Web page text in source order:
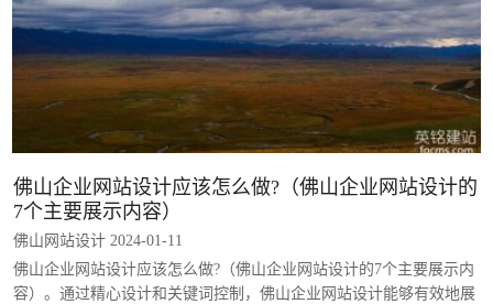
佛山企业网站设计应该怎么做?（佛山企业网站设计的
7个主要展示内容）
佛山网站设计 2024-01-11
佛山企业网站设计应该怎么做?（佛山企业网站设计的7个主要展示内
容）。通过精心设计和关键词控制，佛山企业网站设计能够有效地展